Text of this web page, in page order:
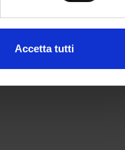
Accetta tutti